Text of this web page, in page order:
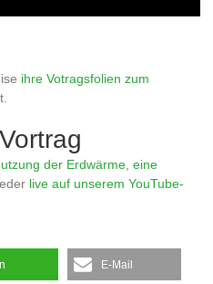
ihre Votragsfolien zum
der Erdwärme, eine
live auf unserem YouTube-
E-Mail